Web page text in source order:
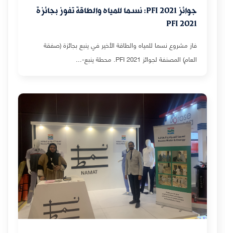
جوائز PFI 2021: نسما للمياه والطاقة تفوز بجائزة
PFI 2021
فاز مشروع نسما للمياه والطاقة الأخير في ينبع بجائزة (صفقة
العام) المصنفة لجوائز PFI 2021. محطة ينبع-...